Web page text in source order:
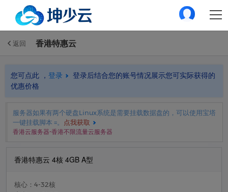
返回 香港特惠云
您可点此 ， 登录
登录后结合您的账号情况展示您可实际获得的
优惠价格
服务器如果有两个硬盘Linux系统是需要挂载数据盘的，可以使用宝塔
一键挂载脚本 =。
点我获取
香港云服务器-香港不限流量云服务器
香港特惠云 4核 4GB A型
核心：4-32核